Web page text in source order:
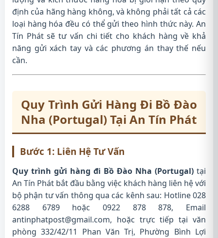
định của hãng hàng không, và không phải tất cả các
loại hàng hóa đều có thể gửi theo hình thức này. An
Tín Phát sẽ tư vấn chi tiết cho khách hàng về khả
năng gửi xách tay và các phương án thay thế nếu
cần.
Quy Trình Gửi Hàng Đi Bồ Đào
Nha (Portugal) Tại An Tín Phát
Bước 1: Liên Hệ Tư Vấn
Quy trình gửi hàng đi Bồ Đào Nha (Portugal) tại
An Tín Phát bắt đầu bằng việc khách hàng liên hệ với
bộ phận tư vấn thông qua các kênh sau: Hotline 028
6288 6789 hoặc 0922 878 878, Email
antinphatpost@gmail.com, hoặc trực tiếp tại văn
phòng 332/42/11 Phan Văn Trị, Phường Bình Lợi